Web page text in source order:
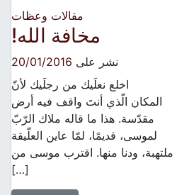
مقالات وعظات
مخافة الله!
نشر على20/01/2016
اخلع نعلَيك من رجلَيك لأنّ
المكان الّذي أنتَ واقف فيه أرض
مقدّسة. هذا ما قاله ملاك الرّبّ
لموسى، قديمًا، لمّا عاين العلّيقة
ملتهبة، ودنا منها. اقترب موسى من
[…]